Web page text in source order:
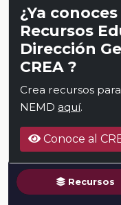
¿Ya
Recursos
Dirección
CREA ?
Crea recursos
NEMD aquí.
Conoce al
Recursos